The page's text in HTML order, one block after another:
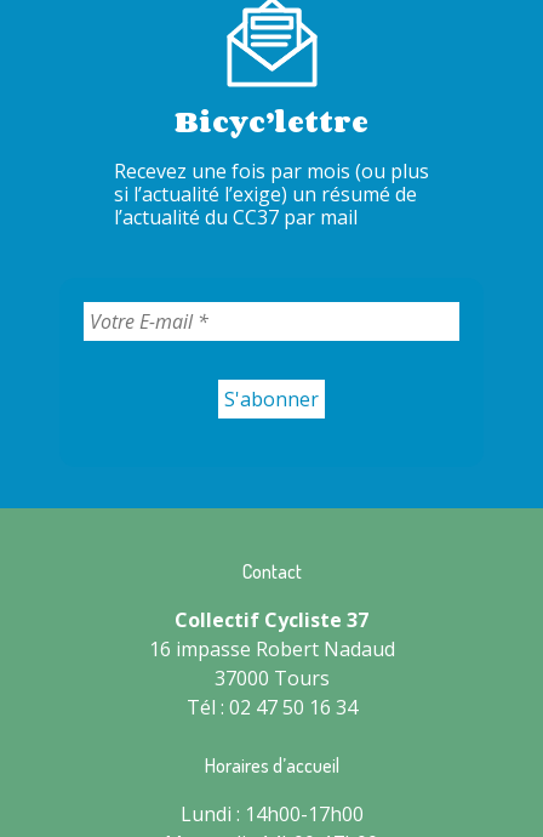
Bicyc’lettre
Recevez une fois par mois (ou plus
si l’actualité l’exige) un résumé de
l’actualité du CC37 par mail
Contact
Collectif Cycliste 37
16 impasse Robert Nadaud
37000 Tours
Tél : 02 47 50 16 34
Horaires d’accueil
Lundi : 14h00-17h00